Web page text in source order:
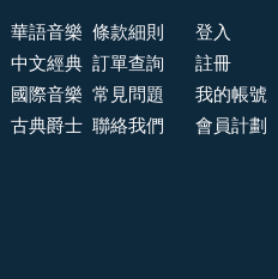
華語音樂
中文經典
國際音樂
古典爵士
條款細則
訂單查詢
常見問題
聯絡我們
登入
註冊
我的帳號
會員計劃